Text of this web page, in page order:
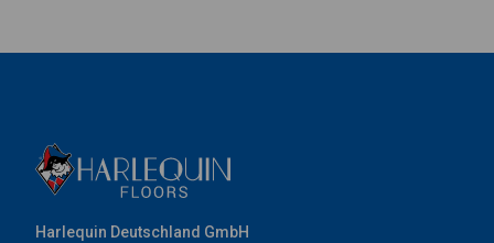
Harlequin Deutschland GmbH